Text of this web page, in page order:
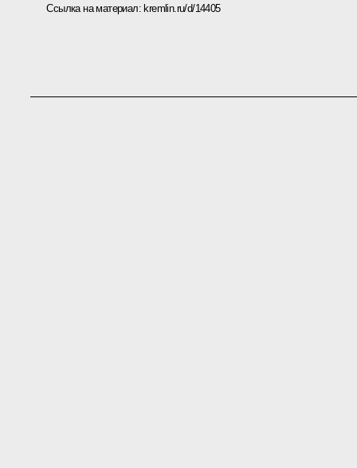
Ссылка на материал:kremlin.ru/d/14405